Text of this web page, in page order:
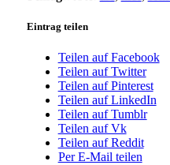
Eintrag teilen
Teilen auf Facebook
Teilen auf Twitter
Teilen auf Pinterest
Teilen auf LinkedIn
Teilen auf Tumblr
Teilen auf Vk
Teilen auf Reddit
Per E-Mail teilen